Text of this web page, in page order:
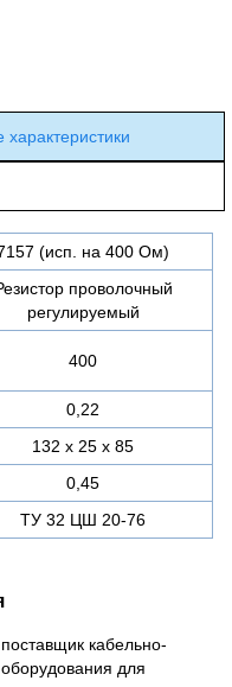
характеристики
(исп. на 400 Ом)
проволочный
регулируемый
400
0,22
132 х 25 х 85
0,45
ТУ 32 ЦШ 20-76
кабельно-
для